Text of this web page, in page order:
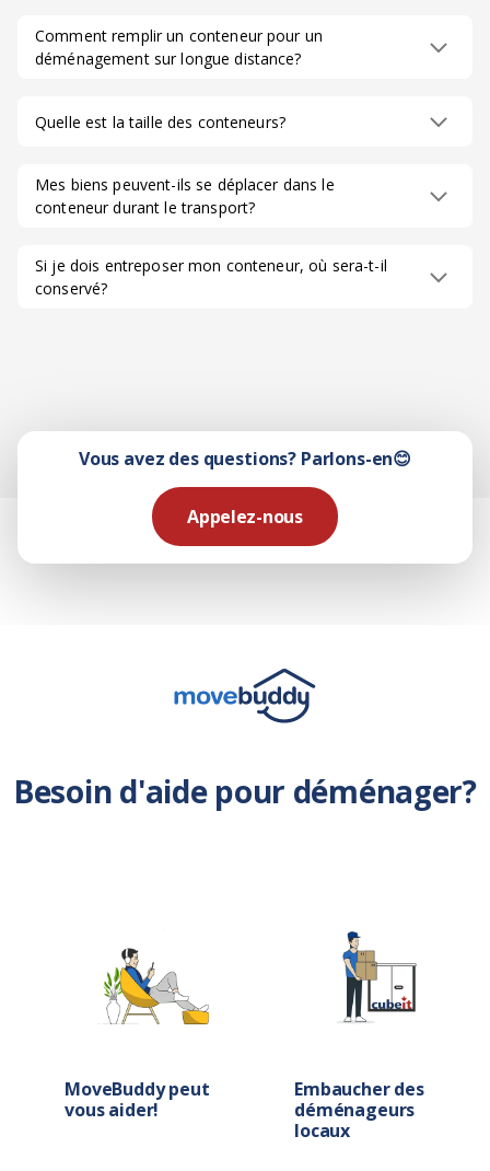
Comment remplir un conteneur pour un
déménagement sur longue distance?
Quelle est la taille des conteneurs?
Mes biens peuvent-ils se déplacer dans le
conteneur durant le transport?
Si je dois entreposer mon conteneur, où sera-t-il
conservé?
Vous avez des questions? Parlons-en😊
Appelez-nous
Besoin d'aide pour déménager?
MoveBuddy peut
vous aider!
Embaucher des
déménageurs
locaux